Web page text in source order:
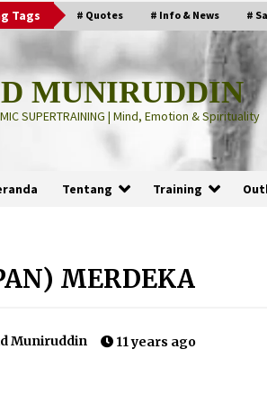
Tags # Quotes # Info & News #
MUNIRUDDIN
SUPERTRAINING | Mind, Emotion & Spirituality
Tentang Training
“Thuma’ninah”: Cara Agama
MERDEKA
Muniruddin 11 years ago